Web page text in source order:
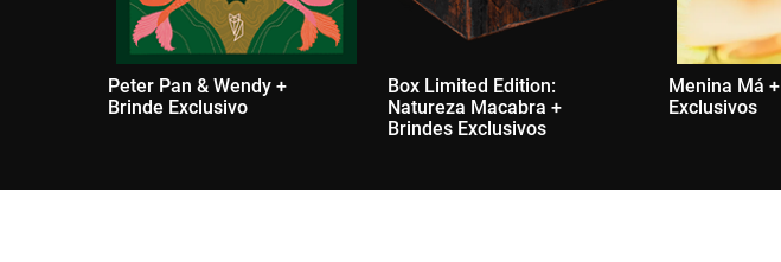
Peter Pan & Wendy +
Brinde Exclusivo
Box Limited Edition:
Natureza Macabra +
Brindes Exclusivos
Menina Má
Exclusivos